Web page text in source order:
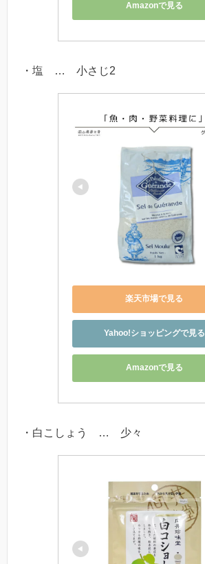
Amazonで見る
・塩 … 小さじ2
楽天市場で見る
Yahoo!ショッピングで見る
Amazonで見る
・白こしょう … 少々